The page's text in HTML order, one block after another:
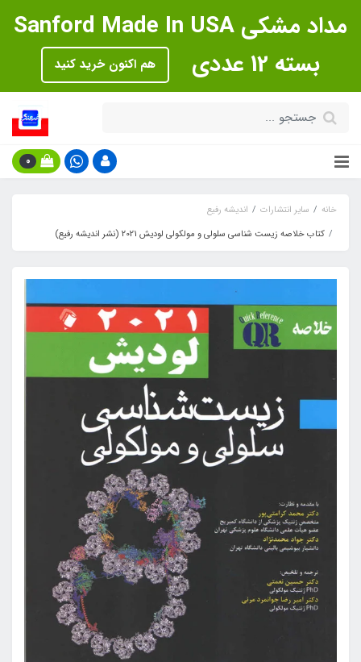
مداد مشکی Sanford Made In USA
بسته 12 عددی
هم اکنون خرید کنید
0
خانه سایر انتشارات
اندیشه رفیع
کتاب خلاصه زیست شناسی سلولی و مولکولی لودیش 2021 (نشر اندیشه رفیع)